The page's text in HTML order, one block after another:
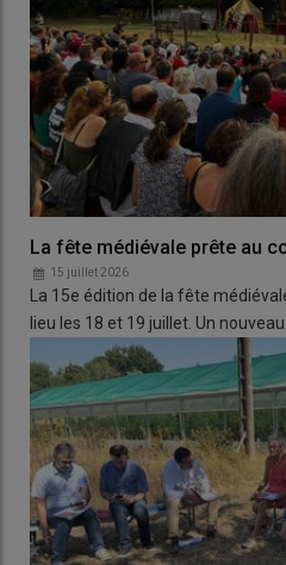
La fête médiévale prête au
15 juillet 2026
La 15e édition de la fête
lieu les 18 et 19 juillet. Un